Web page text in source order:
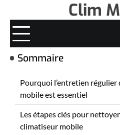
content
Clim
Sommaire
Pourquoi l’entretien
mobile est essentiel
Les étapes clés pour
climatiseur mobile